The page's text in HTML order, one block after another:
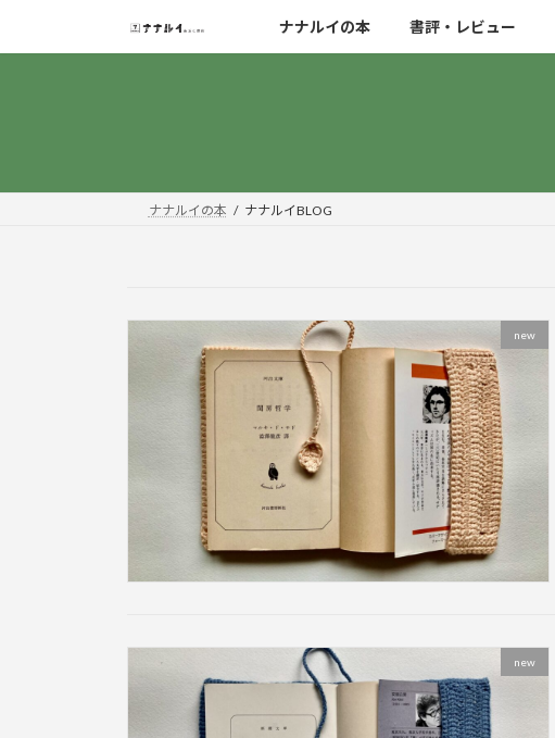
キ
に
ナナルイの本 書評・レビュー
ナナルイの本 ナナルイBLOG
new
new